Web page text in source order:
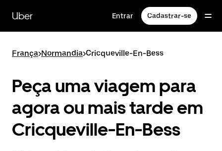
para
conteúdo
Uber Entrar Cadastrar-se
França>Normandia>Cricqueville-En-Bess
Peça uma viagem para
agora ou mais tarde em
Cricqueville-En-Bess